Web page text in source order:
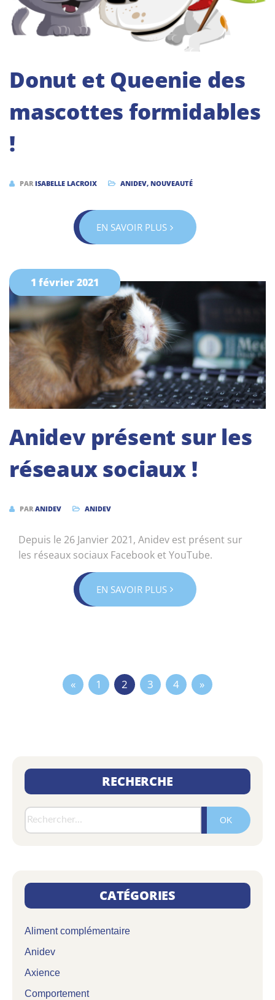
Donut et Queenie des
mascottes formidables
!
PARISABELLE LACROIX ANIDEV, NOUVEAUTÉ
EN SAVOIR PLUS
1 février 2021
Anidev présent sur les
réseaux sociaux !
PAR ANIDEV ANIDEV
Depuis le 26 Janvier 2021, Anidev est présent sur
les réseaux sociaux Facebook et YouTube.
EN SAVOIR PLUS
1 2 3 4
RECHERCHE
CATÉGORIES
Aliment complémentaire
Anidev
Axience
Comportement